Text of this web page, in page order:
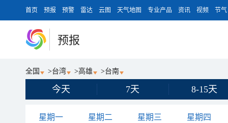
首页 预报 预警 雷达 云图 天气地图 专业产品 资讯 视频 节气
预报
全国 >台湾 >高雄 >台南
今天 7天 8-15天
星期一 星期二 星期三 星期四